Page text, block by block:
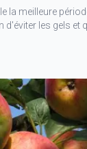
la meilleure
d'éviter les gels et